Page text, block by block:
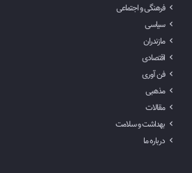
فرهنگی و اجتماعی
سیاسی
مازندران
اقتصادی
فن آوری
مذهبی
مقالات
بهداشت و سلامت
درباره ما